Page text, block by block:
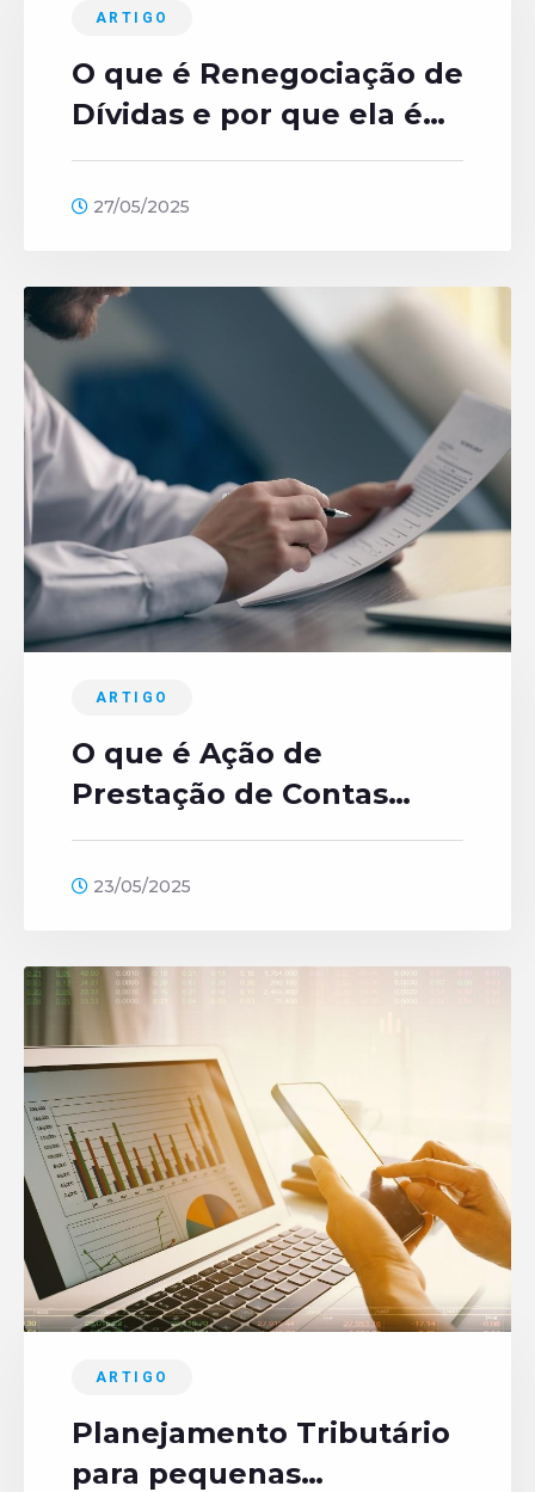
ARTIGO
O que é Renegociação de
Dívidas e por que ela é
importante?
27/05/2025
ARTIGO
O que é Ação de
Prestação de Contas
entre Sócios?
23/05/2025
ARTIGO
Planejamento Tributário
para pequenas